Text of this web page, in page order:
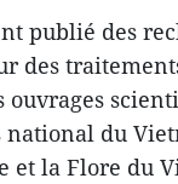
publié des
des
ouvrages
national du
et la Flore du